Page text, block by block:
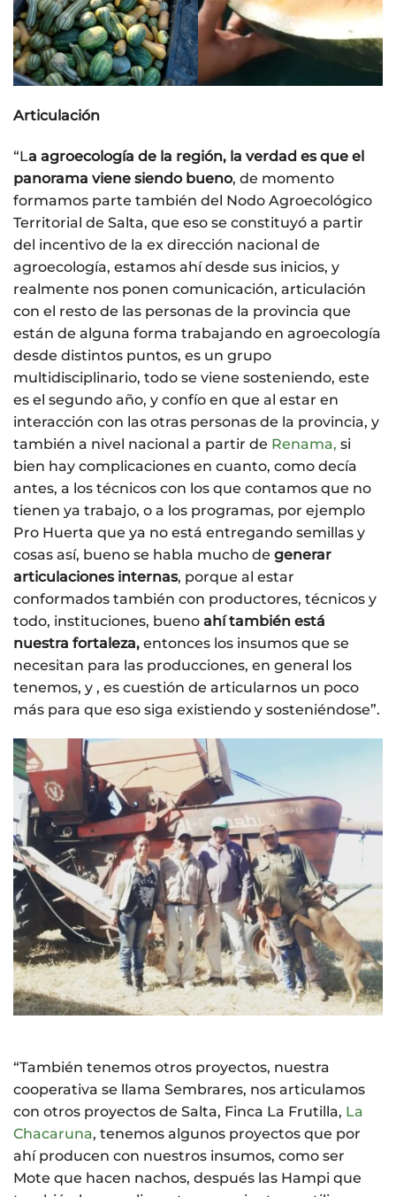
Articulación
“La agroecología de la región, la verdad es que el
panorama viene siendo bueno, de momento
formamos parte también del Nodo Agroecológico
Territorial de Salta, que eso se constituyó a partir
del incentivo de la ex dirección nacional de
agroecología, estamos ahí desde sus inicios, y
realmente nos ponen comunicación, articulación
con el resto de las personas de la provincia que
están de alguna forma trabajando en agroecología
desde distintos puntos, es un grupo
multidisciplinario, todo se viene sosteniendo, este
es el segundo año, y confío en que al estar en
interacción con las otras personas de la provincia, y
también a nivel nacional a partir de Renama, si
bien hay complicaciones en cuanto, como decía
antes, a los técnicos con los que contamos que no
tienen ya trabajo, o a los programas, por ejemplo
Pro Huerta que ya no está entregando semillas y
cosas así, bueno se habla mucho de generar
articulaciones internas, porque al estar
conformados también con productores, técnicos y
todo, instituciones, bueno ahí también está
nuestra fortaleza, entonces los insumos que se
necesitan para las producciones, en general los
tenemos, y , es cuestión de articularnos un poco
más para que eso siga existiendo y sosteniéndose”.
“También tenemos otros proyectos, nuestra
cooperativa se llama Sembrares, nos articulamos
con otros proyectos de Salta, Finca La Frutilla, La
Chacaruna, tenemos algunos proyectos que por
ahí producen con nuestros insumos, como ser
Mote que hacen nachos, después las Hampi que